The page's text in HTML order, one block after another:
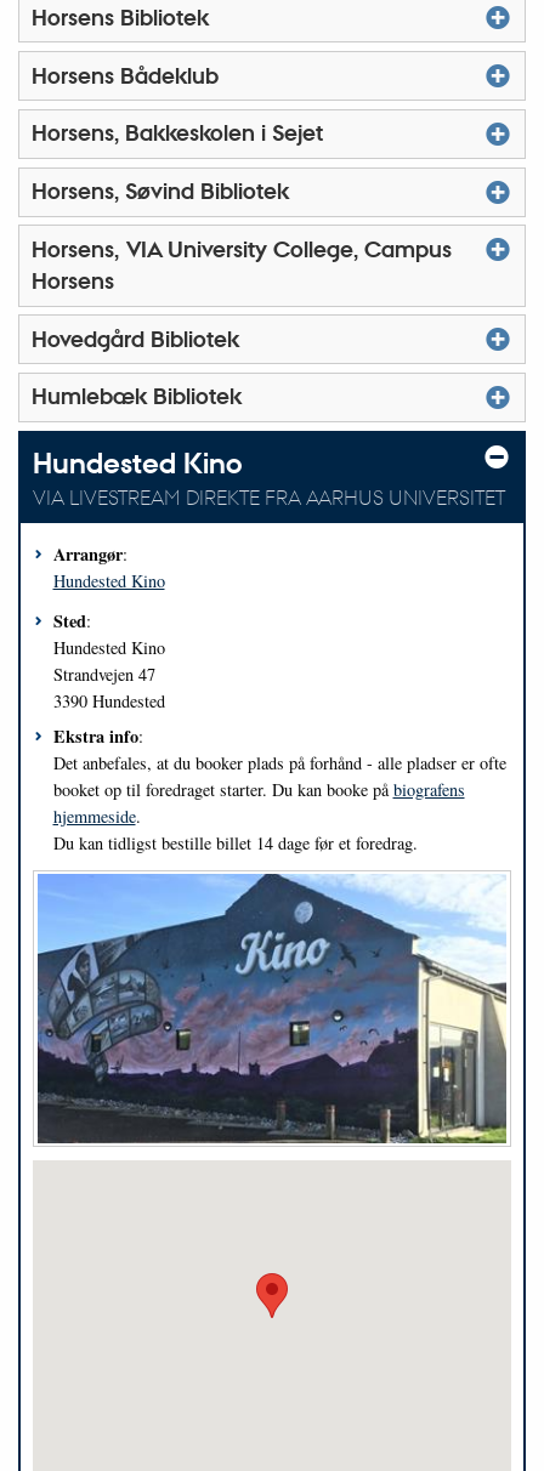
Horsens Bibliotek
Horsens Bådeklub
Horsens, Bakkeskolen i Sejet
Horsens, Søvind Bibliotek
Horsens, VIA University College, Campus
Horsens
Hovedgård Bibliotek
Humlebæk Bibliotek
Hundested Kino
VIA LIVESTREAM DIREKTE FRA AARHUS UNIVERSITET
Arrangør:
Hundested Kino
Sted:
Hundested Kino
Strandvejen 47
3390 Hundested
Ekstra info:
Det anbefales, at du booker plads på forhånd - alle pladser er ofte
booket op til foredraget starter. Du kan booke på biografens
hjemmeside.
Du kan tidligst bestille billet 14 dage før et foredrag.